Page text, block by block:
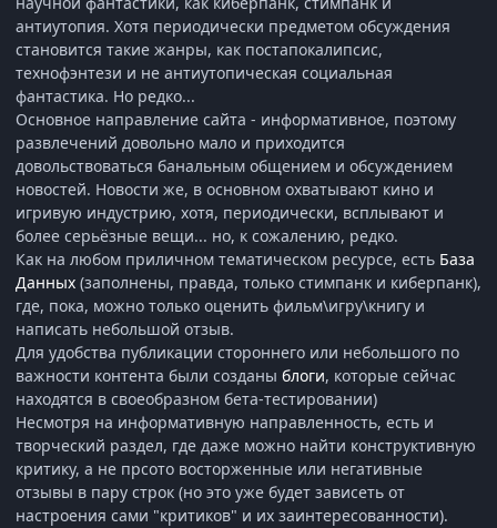
антиутопия. Хотя периодически предметом обсуждения
становится такие жанры, как постапокалипсис,
технофэнтези и не антиутопическая социальная
фантастика. Но редко...
Основное направление сайта - информативное, поэтому
развлечений довольно мало и приходится
довольствоваться банальным общением и обсуждением
новостей. Новости же, в основном охватывают кино и
игривую индустрию, хотя, периодически, всплывают и
более серьёзные вещи... но, к сожалению, редко.
Как на любом приличном тематическом ресурсе, есть База
Данных (заполнены, правда, только стимпанк и киберпанк),
где, пока, можно только оценить фильм\игру\книгу и
написать небольшой отзыв.
Для удобства публикации стороннего или небольшого по
важности контента были созданы блоги, которые сейчас
находятся в своеобразном бета-тестировании)
Несмотря на информативную направленность, есть и
творческий раздел, где даже можно найти конструктивную
критику, а не прсото восторженные или негативные
отзывы в пару строк (но это уже будет зависеть от
настроения сами "критиков" и их заинтересованности).